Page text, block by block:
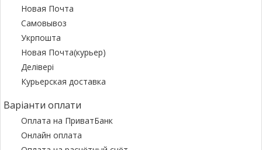
Новая Почта
Самовывоз
Укрпошта
Новая Почта(курьер)
Делівері
Курьерская доставка
Варіанти оплати
Оплата на ПриватБанк
Онлайн оплата